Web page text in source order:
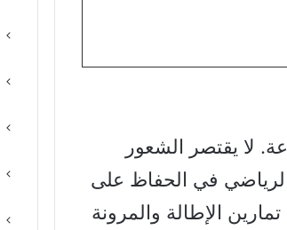
لا يقتصر الشعور
في الحفاظ على
الإطالة والمرونة